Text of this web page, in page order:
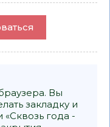
Вы
закладку и
года -